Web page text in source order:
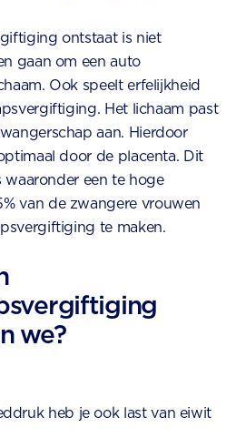
ontstaat is niet
gaan om een auto
Ook speelt erfelijkheid
Het lichaam past
aan. Hierdoor
door de placenta. Dit
een te hoge
van de zwangere vrouwen
te maken.
we?
heb je ook last van eiwit